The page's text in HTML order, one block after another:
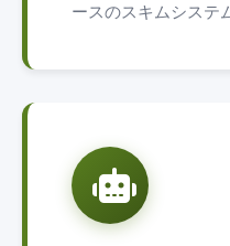
ースのスキムシステ